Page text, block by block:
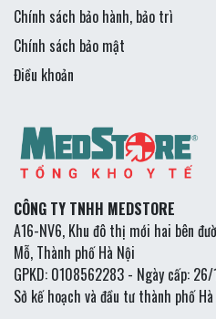
Chính sách bảo hành, bảo trì
Chính sách bảo mật
Điều khoản
CÔNG TY TNHH MEDSTORE
A16-NV6, Khu đô thị mới hai bên
Mỗ, Thành phố Hà Nội
GPKD: 0108562283 - Ngày cấp:
Sở kế hoạch và đầu tư thành phố